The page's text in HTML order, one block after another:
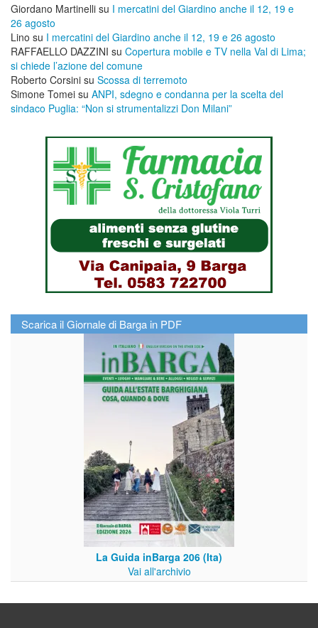
Giordano Martinelli su I mercatini del Giardino anche il 12, 19 e
26 agosto
Lino su I mercatini del Giardino anche il 12, 19 e 26 agosto
RAFFAELLO DAZZINI su ​Copertura mobile e TV nella Val di Lima;
si chiede l’azione del comune
Roberto Corsini su Scossa di terremoto
Simone Tomei su ANPI, sdegno e condanna per la scelta del
sindaco Puglia: “Non si strumentalizzi Don Milani”
Scarica il Giornale di Barga in PDF
La Guida inBarga 206 (Ita)
Vai all'archivio